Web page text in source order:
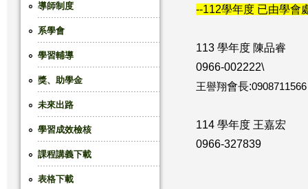
導師制度
系學會
學習輔導
獎、助學金
未來出路
學習成效檢核
課程講義下載
表格下載
--112學年度 已由學會
113 學年度 陳品睿
0966-002222\
王譽翔會長:0908711566
114 學年度 王嘉宏
0966-327839